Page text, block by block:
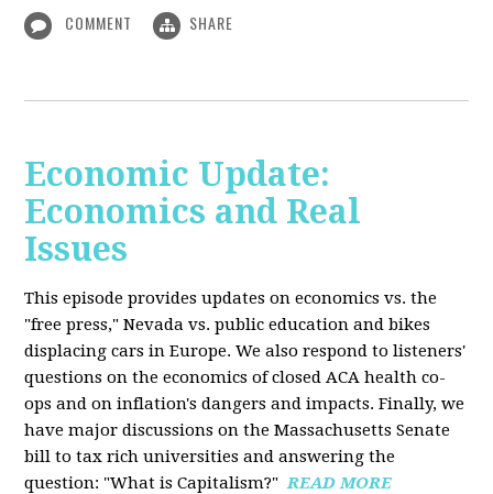
COMMENT SHARE
Economic Update:
Economics and Real
Issues
This episode provides updates on economics vs. the
"free press," Nevada vs. public education and bikes
displacing cars in Europe. We also respond to listeners'
questions on the economics of closed ACA health co-
ops and on inflation's dangers and impacts. Finally, we
have major discussions on the Massachusetts Senate
bill to tax rich universities and answering the
question: "What is Capitalism?"READ MORE